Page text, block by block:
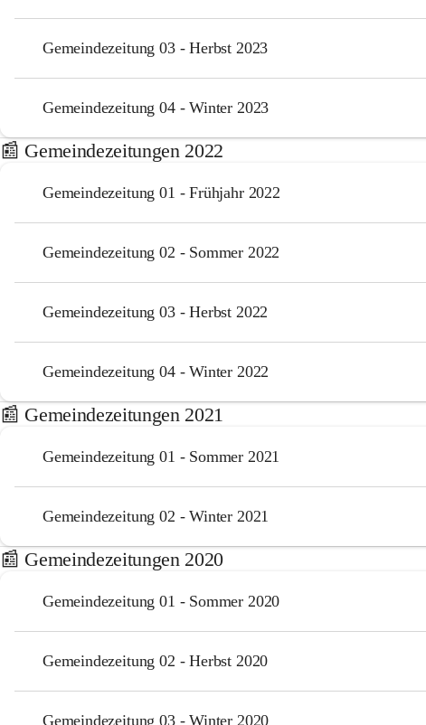
Gemeindezeitung 03 - Herbst 2023
Gemeindezeitung 04 - Winter 2023
📰 Gemeindezeitungen 2022
Gemeindezeitung 01 - Frühjahr 2022
Gemeindezeitung 02 - Sommer 2022
Gemeindezeitung 03 - Herbst 2022
Gemeindezeitung 04 - Winter 2022
📰 Gemeindezeitungen 2021
Gemeindezeitung 01 - Sommer 2021
Gemeindezeitung 02 - Winter 2021
📰 Gemeindezeitungen 2020
Gemeindezeitung 01 - Sommer 2020
Gemeindezeitung 02 - Herbst 2020
Gemeindezeitung 03 - Winter 2020